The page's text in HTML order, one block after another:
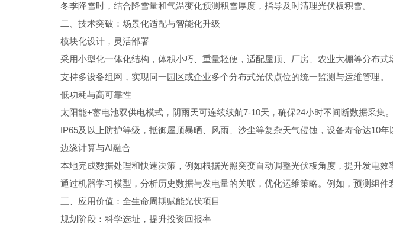
冬季降雪时，结合降雪量和气温变化预测积雪厚度，指导及时清理光伏板积雪。
二、技术突破：场景化适配与智能化升级
模块化设计，灵活部署
采用小型化一体化结构，体积小巧、重量轻便，适配屋顶、厂房、农业大棚等分布式
支持多设备组网，实现同一园区或企业多个分布式光伏点位的统一监测与运维管理。
低功耗与高可靠性
太阳能+蓄电池双供电模式，阴雨天可连续续航7-10天，确保24小时不间断数据采集。
IP65及以上防护等级，抵御屋顶暴晒、风雨、沙尘等复杂天气侵蚀，设备寿命达10年
边缘计算与AI融合
本地完成数据处理和快速决策，例如根据光照突变自动调整光伏板角度，提升发电效
通过机器学习模型，分析历史数据与发电量的关联，优化运维策略。例如，预测组件
三、应用价值：全生命周期赋能光伏项目
规划阶段：科学选址，提升投资回报率